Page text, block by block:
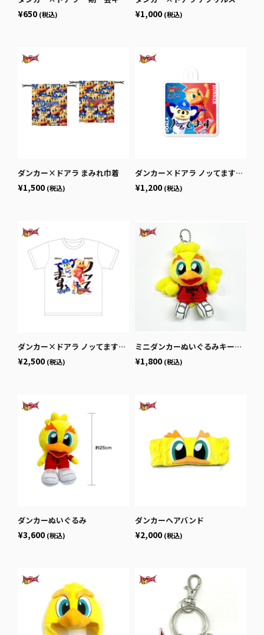
¥650 (税込) ¥1,000 (税込)
ダンカー×ドアラ まみれ巾着
¥1,500 (税込)
ダンカー×ドアラ ノッてますカーサイン
¥1,200 (税込)
ダンカー×ドアラ ノッてますTシャツ
¥2,500 (税込)
ミニダンカーぬいぐるみキーホルダー
¥1,800 (税込)
ダンカーぬいぐるみ
¥3,600 (税込)
ダンカーヘアバンド
¥2,000 (税込)